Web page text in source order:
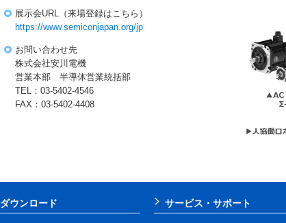
展示会URL（来場登録はこちら）
https://www.semiconjapan.org/jp
お問い合わせ先
株式会社安川電機
営業本部 半導体営業統括部
TEL：03-5402-4546
FAX：03-5402-4408
ダウンロード サービス・サポート